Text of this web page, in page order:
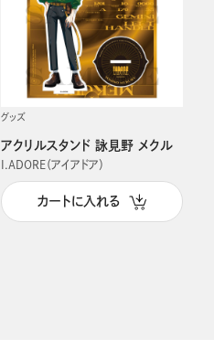
グッズ
アクリルスタンド 詠見野 メクル
I.ADORE（アイアドア）
カートに入れる